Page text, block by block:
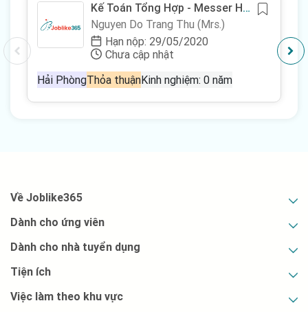
Kế Toán Tổng Hợp - Messer Hải
Phòng
Nguyen Do Trang Thu (Mrs.)
Hạn nộp: 29/05/2020
Chưa cập nhật
Hải PhòngThỏa thuậnKinh nghiệm: 0 năm
Về Joblike365
Dành cho ứng viên
Dành cho nhà tuyển dụng
Tiện ích
Việc làm theo khu vực